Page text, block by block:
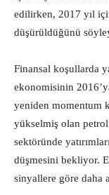
edilirken, 2017 yıl
düşürüldüğünü
Finansal koşullarda
ekonomisinin
yeniden momentum
yükselmiş olan
sektöründe
düşmesini bekliyor.
sinyallere göre daha